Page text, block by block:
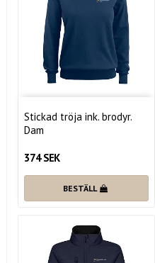
Stickad tröja ink. brodyr.
Dam
374 SEK
BESTÄLL